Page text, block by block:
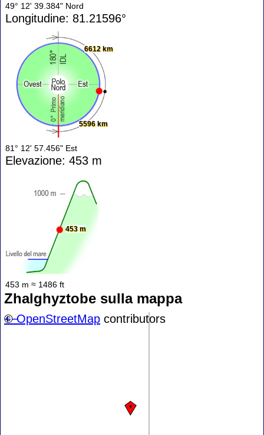
49° 12' 39.384" Nord
Longitudine: 81.21596°
5596 km
6612 km
81° 12' 57.456" Est
Elevazione: 453 m
453 m
453 m ≈ 1486 ft
Zhalghyztobe sulla mappa
+−
©OpenStreetMap contributors